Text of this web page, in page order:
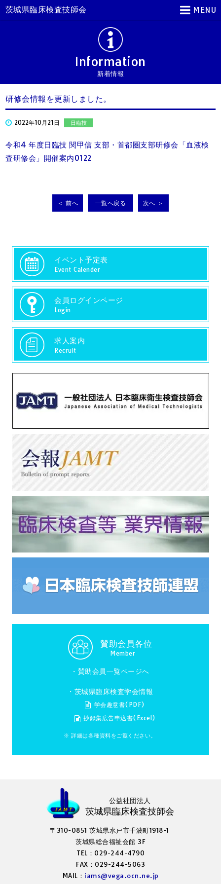
MENU
茨城県臨床検査技師会
Information
新着情報
研修会情報を更新しました。
2022年10月21日 日臨技
令和4 年度日臨技 関甲信 支部・首都圏支部研修会「血液検
査研修会」開催案内0122
＜ 前へ 一覧へ戻る 次へ ＞
イベント予定表
Event Calender
会員ログインページ
Login
求人案内
Recruit
賛助会員各位
Member
・ 賛助会員一覧ページへ
・茨城県臨床検査学会情報
学会趣意書(PDF)
抄録集広告申込書(Excel)
※ 詳細は各種資料をご覧ください。
公益社団法人
茨城県臨床検査技師会
〒310-0851 茨城県水戸市千波町1918-1
茨城県総合福祉会館 3F
TEL：029-244-4790
FAX：029-244-5063
MAIL： iams@vega.ocn.ne.jp